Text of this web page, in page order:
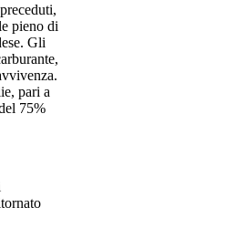
pieno di
Gli
pari a
75%